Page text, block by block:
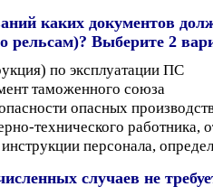
каких документов
рельсам)? Выберите 2
по эксплуатации ПС
таможенного союза
опасных
технического работника,
персонала,
случаев не